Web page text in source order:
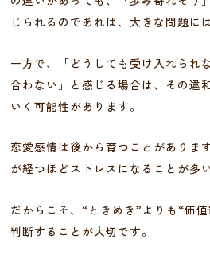
じられるのであれば、大きな問題に
一方で、「どうしても受け入れられ
合わない」と感じる場合は、その違
いく可能性があります。
恋愛感情は後から育つことがありま
が経つほどストレスになることが多
だからこそ、“ときめき”よりも“価
判断することが大切です。